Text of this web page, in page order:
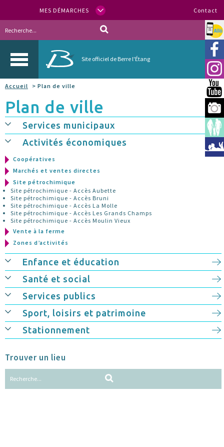
MES DÉMARCHES Contact
Site officiel de Berre l'Étang
Allo
Accueil > Plan de ville
Plan de ville
Services municipaux
Activités économiques
Coopératives
Marchés et ventes directes
Site pétrochimique
Site pétrochimique - Accès Aubette
Site pétrochimique - Accès Bruni
Site pétrochimique - Accès La Molle
Site pétrochimique - Accès Les Grands Champs
Site pétrochimique - Accès Moulin Vieux
Vente à la ferme
Zones d’activités
Enfance et éducation
Santé et social
Services publics
Sport, loisirs et patrimoine
Stationnement
Trouver un lieu